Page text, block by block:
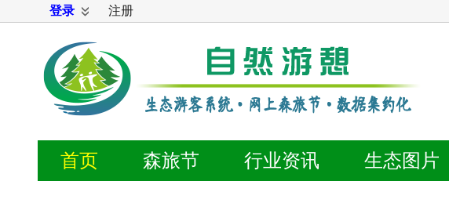
登录 注册
首页 森旅节 行业资讯 生态图片